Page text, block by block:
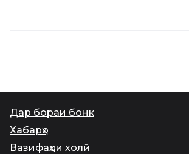
Дар бораи бонк
Хабарҳо
Вазифаҳои холӣ